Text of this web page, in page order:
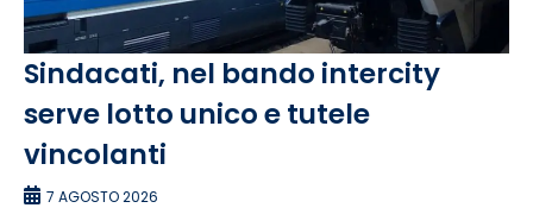
Sindacati, nel bando intercity
serve lotto unico e tutele
vincolanti
7 AGOSTO 2026